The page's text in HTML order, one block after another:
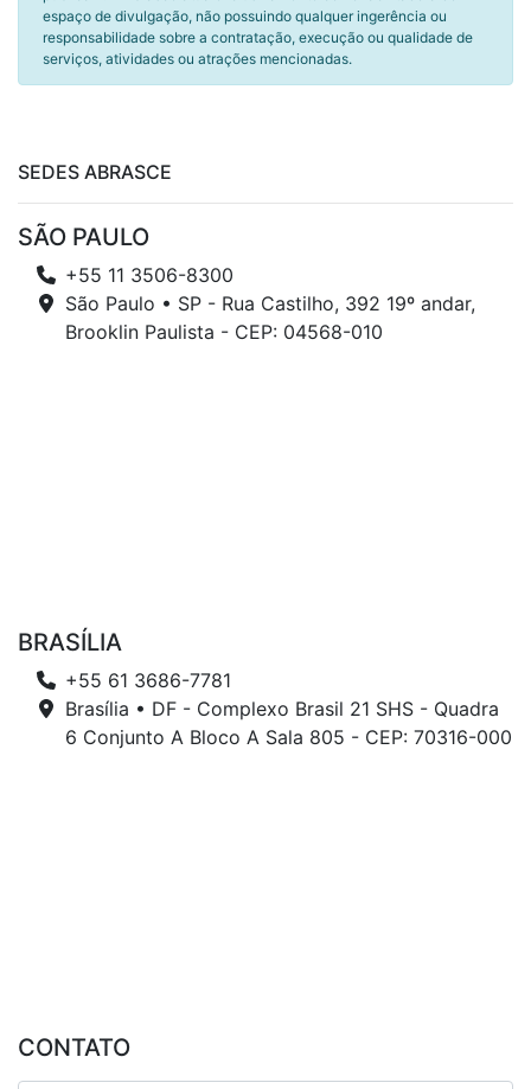
espaço de divulgação, não possuindo qualquer ingerência ou
responsabilidade sobre a contratação, execução ou qualidade de
serviços, atividades ou atrações mencionadas.
SEDES ABRASCE
SÃO PAULO
+55 11 3506-8300
São Paulo • SP - Rua Castilho, 392 19º andar,
Brooklin Paulista - CEP: 04568-010
BRASÍLIA
+55 61 3686-7781
Brasília • DF - Complexo Brasil 21 SHS - Quadra
6 Conjunto A Bloco A Sala 805 - CEP: 70316-000
CONTATO